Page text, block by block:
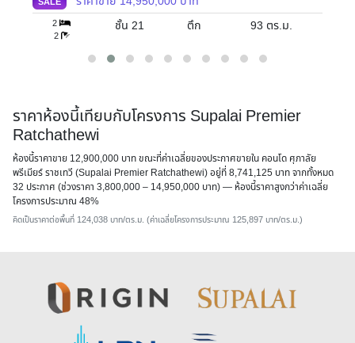
2
2
ชั้น 21 ตึก 93 ตร.ม.
ราคาห้องนี้เทียบกับโครงการ Supalai Premier
Ratchathewi
ห้องนี้ราคาขาย 12,900,000 บาท ขณะที่ค่าเฉลี่ยของประกาศขายใน คอนโด ศุภาลัย
พรีเมียร์ ราชเทวี (Supalai Premier Ratchathewi) อยู่ที่ 8,741,125 บาท จากทั้งหมด
32 ประกาศ (ช่วงราคา 3,800,000 – 14,950,000 บาท) — ห้องนี้ราคาสูงกว่าค่าเฉลี่ย
โครงการประมาณ 48%
คิดเป็นราคาต่อพื้นที่ 124,038 บาท/ตร.ม. (ค่าเฉลี่ยโครงการประมาณ 125,897 บาท/ตร.ม.)